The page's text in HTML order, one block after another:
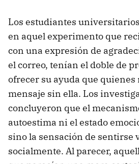
Los estudiantes
en aquel experimento que
con una expresión de
el correo, tenían el doble de
ofrecer su ayuda que
mensaje sin ella. Los
concluyeron que el
autoestima ni el estado
sino la sensación de sentirse
socialmente. Al parecer,